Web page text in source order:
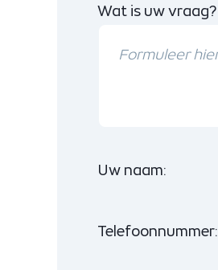
Wat is uw vraag?
Uw naam:
Telefoonnummer: